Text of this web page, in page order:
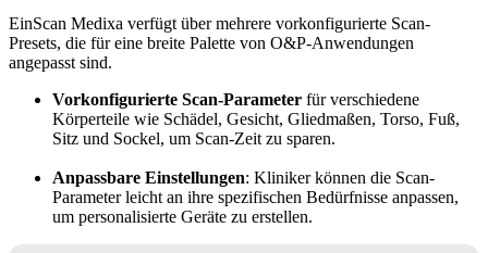
EinScan Medixa verfügt über mehrere vorkonfigurierte Scan-
Presets, die für eine breite Palette von O&P-Anwendungen
angepasst sind.
Vorkonfigurierte Scan-Parameter für verschiedene
Körperteile wie Schädel, Gesicht, Gliedmaßen, Torso, Fuß,
Sitz und Sockel, um Scan-Zeit zu sparen.
Anpassbare Einstellungen: Kliniker können die Scan-
Parameter leicht an ihre spezifischen Bedürfnisse anpassen,
um personalisierte Geräte zu erstellen.